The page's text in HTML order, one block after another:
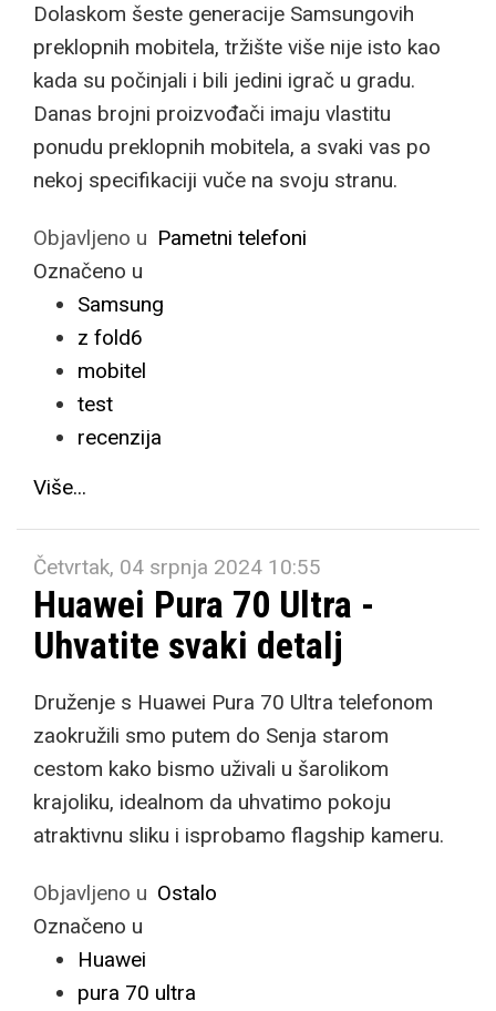
Dolaskom šeste generacije Samsungovih
preklopnih mobitela, tržište više nije isto kao
kada su počinjali i bili jedini igrač u gradu.
Danas brojni proizvođači imaju vlastitu
ponudu preklopnih mobitela, a svaki vas po
nekoj specifikaciji vuče na svoju stranu.
Objavljeno u Pametni telefoni
Označeno u
Samsung
z fold6
mobitel
test
recenzija
Više...
Četvrtak, 04 srpnja 2024 10:55
Huawei Pura 70 Ultra -
Uhvatite svaki detalj
Druženje s Huawei Pura 70 Ultra telefonom
zaokružili smo putem do Senja starom
cestom kako bismo uživali u šarolikom
krajoliku, idealnom da uhvatimo pokoju
atraktivnu sliku i isprobamo flagship kameru.
Objavljeno u Ostalo
Označeno u
Huawei
pura 70 ultra